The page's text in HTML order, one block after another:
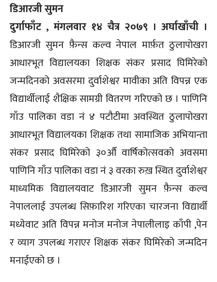
डिआरजी सुमन
दुर्गाफाँट , मंगलवार १४ चैत्र २०७९ । अर्घाखाँची ।
डिआरजी सुमन फ़ैन्स कल्व नेपाल मार्फ़त ठुलापोखरा
आधारभूत विद्यालयका शिक्षक संकर प्रसाद घिमिरेको
जन्मदिनको अवसरमा दुर्वाशेश्वर मावीका अति विपन्न एक
विद्यार्थीलाई शैक्षिक सामग्री वितरण गरिएको छ । पाणिनि
गाँउ पालिका वडा नं ४ पटौटीमा अवस्थित ठुलापोखरा
आधारभूत विद्यालयका शिक्षक तथा सामाजिक अभियान्ता
संकर प्रसाद घिमिरेको ३०औँ वार्षिकोत्सवको अवसमा
पाणिनि गाँउ पालिका वडा नं ३ वरका रुख़ स्थित दुर्वाशेश्वर
माध्यमिक विद्यालयवाट डिआरजी सुमन फ़ैन्स कल्व
नेपाललाई उपलब्ध सिफ़ारिश गरिएका चारजना विद्यार्थी
मध्येवाट अति विपन्न मनोज मनोज नेपालीलाइ काँपी ,पेन
र व्याग उपलब्ध गराएर शिक्षक संकर घिमिरेको जन्मदिन
मनाईएको छ ।